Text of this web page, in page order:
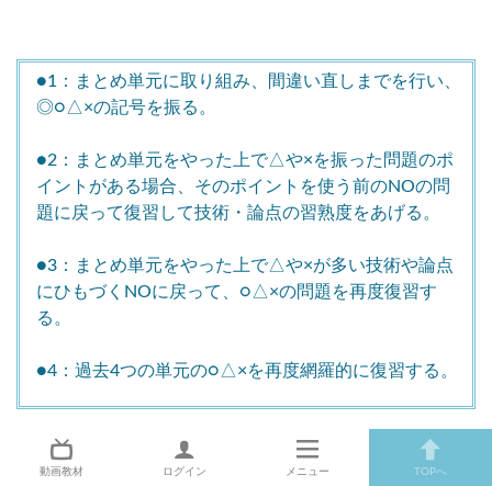
●1：まとめ単元に取り組み、間違い直しまでを行い、
◎○△×の記号を振る。
●2：まとめ単元をやった上で△や×を振った問題のポ
イントがある場合、そのポイントを使う前のNOの問
題に戻って復習して技術・論点の習熟度をあげる。
●3：まとめ単元をやった上で△や×が多い技術や論点
にひもづくNOに戻って、○△×の問題を再度復習す
る。
●4：過去4つの単元の○△×を再度網羅的に復習する。
●2まで出来れば十分に得点向上が期待できると思います
し、●4まで到達することが出来れば今回の組分けに対し
動画教材 ログイン メニュー TOPへ